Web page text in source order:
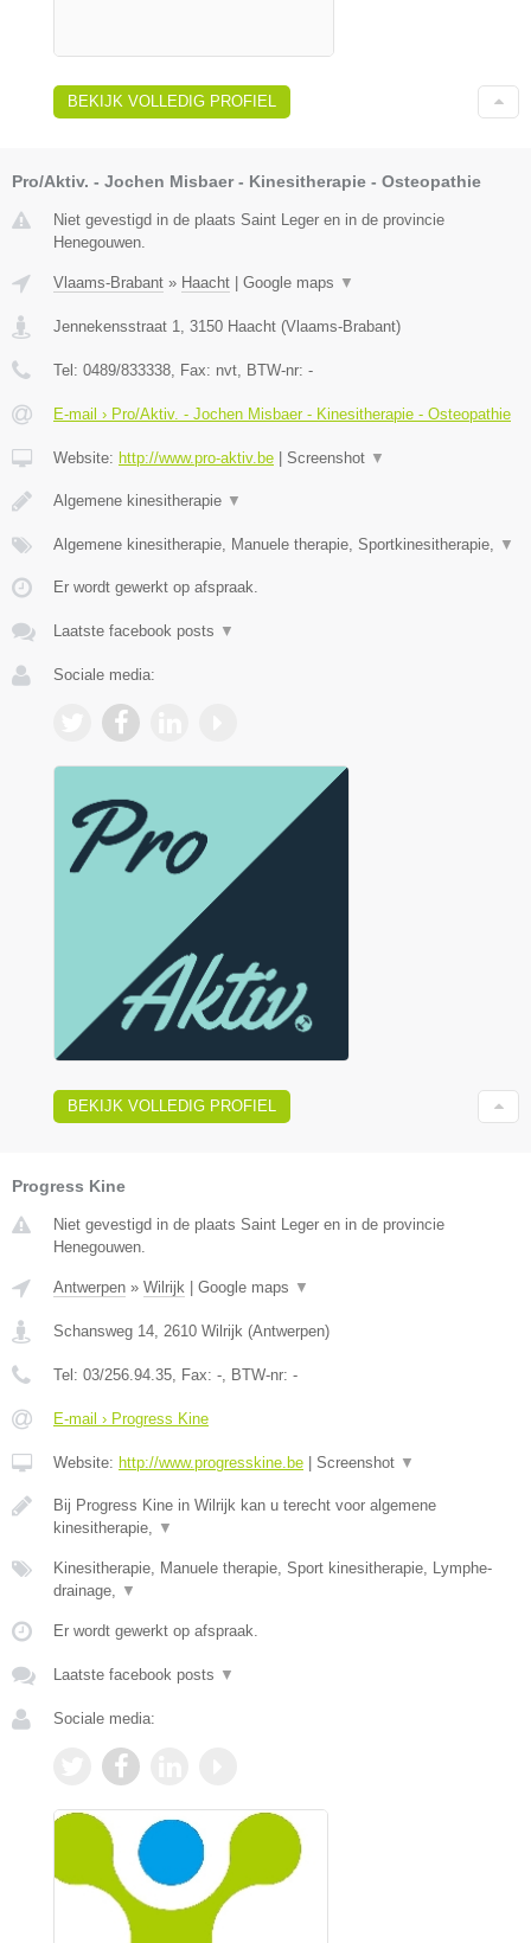
BEKIJK VOLLEDIG PROFIEL
Pro/Aktiv. - Jochen Misbaer - Kinesitherapie - Osteopathie
Niet gevestigd in de plaats Saint Leger en in de provincie
Henegouwen.
Vlaams-Brabant » Haacht Google maps ▼
Jennekensstraat 1 3150 Haacht (Vlaams-Brabant)
Tel: 0489/833338 , Fax: nvt , BTW-nr: -
E-mail › Pro/Aktiv. - Jochen Misbaer - Kinesitherapie - Osteopathie
Website: http://www.pro-aktiv.be Screenshot ▼
Algemene kinesitherapie ▼
Algemene kinesitherapie, Manuele therapie, Sportkinesitherapie, ▼
Er wordt gewerkt op afspraak.
Laatste facebook posts ▼
Sociale media:
BEKIJK VOLLEDIG PROFIEL
Progress Kine
Niet gevestigd in de plaats Saint Leger en in de provincie
Henegouwen.
Antwerpen » Wilrijk Google maps ▼
Schansweg 14 2610 Wilrijk (Antwerpen)
Tel: 03/256.94.35 , Fax: - , BTW-nr: -
E-mail › Progress Kine
Website: http://www.progresskine.be Screenshot ▼
Bij Progress Kine in Wilrijk kan u terecht voor algemene
kinesitherapie,
▼
Kinesitherapie, Manuele therapie, Sport kinesitherapie, Lymphe-
drainage,
▼
Er wordt gewerkt op afspraak.
Laatste facebook posts ▼
Sociale media: